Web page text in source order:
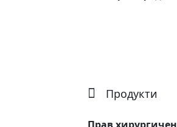
Продукти